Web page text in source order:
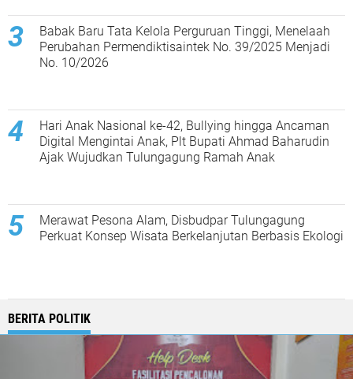
Babak Baru Tata Kelola Perguruan Tinggi, Menelaah
Perubahan Permendiktisaintek No. 39/2025 Menjadi
No. 10/2026
Hari Anak Nasional ke-42, Bullying hingga Ancaman
Digital Mengintai Anak, Plt Bupati Ahmad Baharudin
Ajak Wujudkan Tulungagung Ramah Anak
Merawat Pesona Alam, Disbudpar Tulungagung
Perkuat Konsep Wisata Berkelanjutan Berbasis Ekologi
BERITA POLITIK